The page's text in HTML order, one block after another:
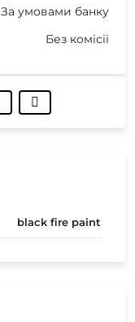
За умовами банку
Без комісії
black fire paint